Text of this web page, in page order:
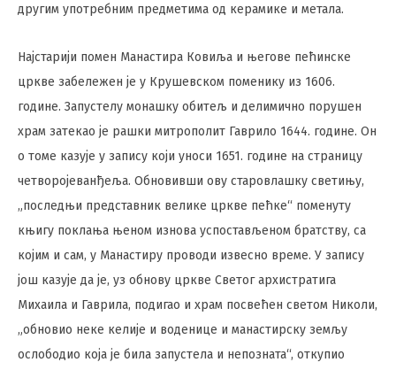
другим употребним предметима од керамике и метала.
Најстарији помен Манастира Ковиља и његове пећинске
цркве забележен је у Крушевском поменику из 1606.
године. Запустелу монашку обитељ и делимично порушен
храм затекао је рашки митрополит Гаврило 1644. године. Он
о томе казује у запису који уноси 1651. године на страницу
четворојеванђеља. Обновивши ову старовлашку светињу,
„последњи представник велике цркве пећке“ поменуту
књигу поклања њеном изнова успостављеном братству, са
којим и сам, у Манастиру проводи извесно време. У запису
још казује да је, уз обнову цркве Светог архистратига
Михаила и Гаврила, подигао и храм посвећен светом Николи,
„обновио неке келије и воденице и манастирску земљу
ослободио која је била запустела и непозната“, откупио